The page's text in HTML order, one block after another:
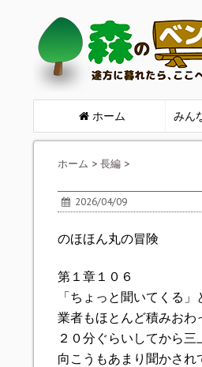
ホーム みん
ホーム > 長編 >
2026/04/09
のほほん丸の冒険
第１章１０６
「ちょっと聞いてくる
業者もほとんど積みおわ
２０分ぐらいしてから
向こうもあまり聞かされ